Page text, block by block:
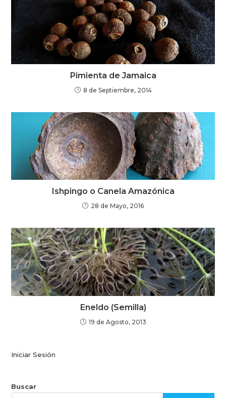
Pimienta de Jamaica
8 de Septiembre, 2014
Ishpingo o Canela Amazónica
28 de Mayo, 2016
Eneldo (Semilla)
19 de Agosto, 2013
Iniciar Sesión
Buscar